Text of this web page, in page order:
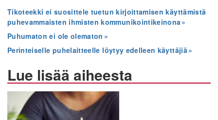
Tikoteekki ei suosittele tuetun kirjoittamisen käyttämistä
puhevammaisten ihmisten kommunikointikeinona
Puhumaton ei ole olematon
Perinteiselle puhelaitteelle löytyy edelleen käyttäjiä
Lue lisää aiheesta